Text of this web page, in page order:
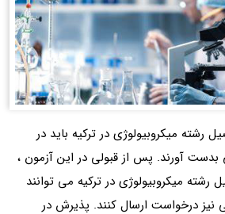
میکروبیولوژی در ترکیه باید در
بدست آورند. پس از قبولی در این آزمون ،
میکروبیولوژی در ترکیه می توانند
نیز درخواست ارسال کنند. پذیرش در